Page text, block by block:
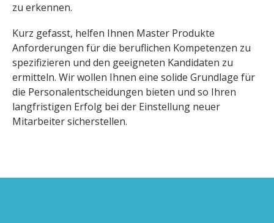
zu erkennen.
Kurz gefasst, helfen Ihnen Master Produkte
Anforderungen für die beruflichen Kompetenzen zu
spezifizieren und den geeigneten Kandidaten zu
ermitteln. Wir wollen Ihnen eine solide Grundlage für
die Personalentscheidungen bieten und so Ihren
langfristigen Erfolg bei der Einstellung neuer
Mitarbeiter sicherstellen.